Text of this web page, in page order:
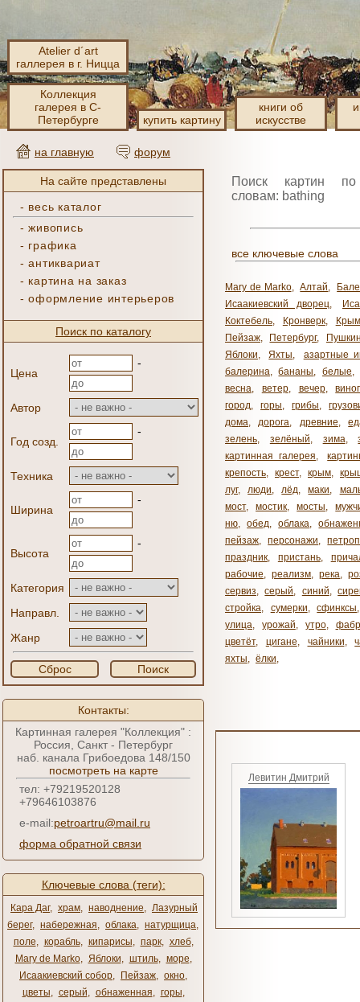
Atelier d´art
галлерея в г. Ницца
Коллекция
галерея в С-
Петербурге
купить картину
книги об
искусстве
на главную форум
На сайте представлены
- весь каталог
-живопись
- графика
-антиквариат
- картина на заказ
-оформление интерьеров
Поиск по каталогу
Цена
-
Автор
Год созд.
-
Техника
Ширина
-
Высота
-
Категория
Направл.
Жанр
Сброс Поиск
Контакты:
Картинная галерея "Коллекция" :
Россия, Санкт - Петербург
наб. канала Грибоедова 148/150
посмотреть на карте
тел: +79219520128
+79646103876
e-mail:petroartru@mail.ru
форма обратной связи
Ключевые слова (теги):
Кара Даг, храм, наводнение, Лазурный
берег, набережная, облака, натурщица,
поле, корабль, кипарисы, парк, хлеб,
Mary de Marko, Яблоки, штиль, море,
Исаакиевский собор, Пейзаж, окно,
цветы, серый, обнаженная, горы,
Поиск картин
словам: bathing
все ключевые слова
Mary de Marko, Алтай,
Исаакиевский дворец,
Коктебель, Кронверк,
Крым
Пейзаж, Петербург,
Яблоки, Яхты,
азартные
балерина, бананы, белые,
весна, ветер, вечер,
город, горы, грибы,
дома, дорога, древние,
зелень, зелёный, зима,
картинная галерея,
крепость, крест, крым,
луг, люди, лёд, маки,
мост, мостик, мосты,
ню, обед, облака,
пейзаж, персонажи,
праздник, пристань,
рабочие, реализм, река,
сервиз, серый, синий,
стройка, сумерки, сфинксы
улица, урожай, утро,
цветёт, цигане, чайники,
яхты, ёлки,
Левитин Дмитрий